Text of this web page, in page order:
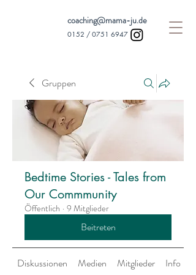
coaching@mama-ju.de
0152 / 0751 6947
Gruppen
Bedtime Stories - Tales from
Our Commmunity
Öffentlich · 9 Mitglieder
Beitreten
Diskussionen Medien Mitglieder Info